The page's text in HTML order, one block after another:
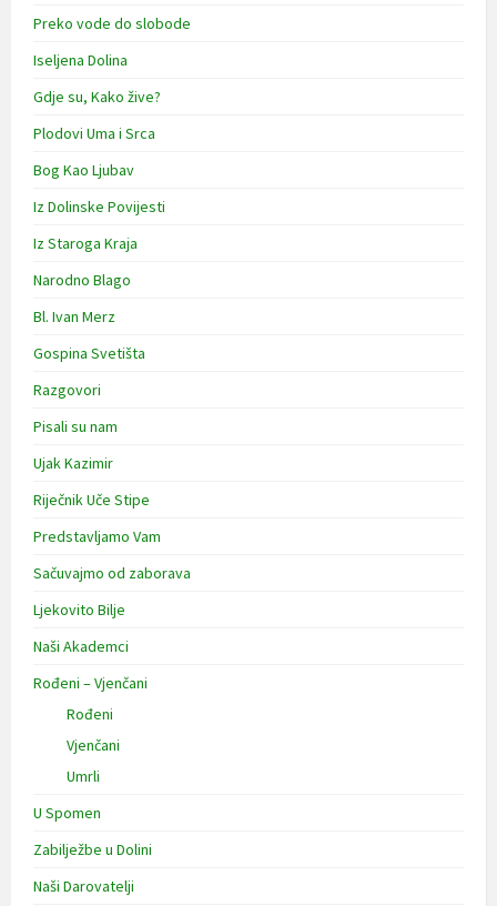
Preko vode do slobode
Iseljena Dolina
Gdje su, Kako žive?
Plodovi Uma i Srca
Bog Kao Ljubav
Iz Dolinske Povijesti
Iz Staroga Kraja
Narodno Blago
Bl. Ivan Merz
Gospina Svetišta
Razgovori
Pisali su nam
Ujak Kazimir
Riječnik Uče Stipe
Predstavljamo Vam
Sačuvajmo od zaborava
Ljekovito Bilje
Naši Akademci
Rođeni – Vjenčani
Rođeni
Vjenčani
Umrli
U Spomen
Zabilježbe u Dolini
Naši Darovatelji